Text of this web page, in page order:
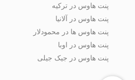
پنت هاوس در ترکیه
پنت هاوس در آلانیا
پنت هاوس ها در محمودلار
پنت هاوس در اوبا
پنت هاوس در جیک جیلی